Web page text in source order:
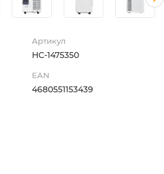
Артикул
НС-1475350
EAN
4680551153439